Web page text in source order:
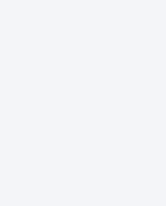
eta ingurumena